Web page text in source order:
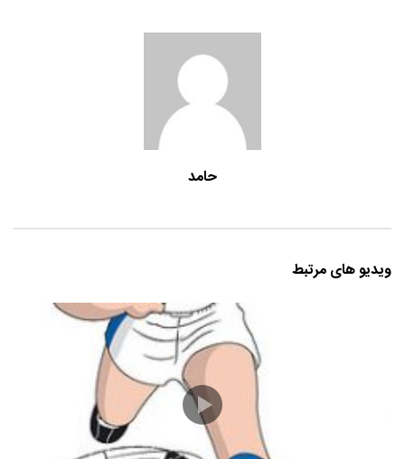
حامد
ویدیو های مرتبط